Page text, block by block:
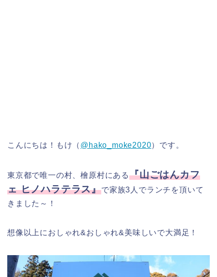
こんにちは！もけ（ @hako_moke2020）です。
東京都で唯一の村、檜原村にある『山ごはんカフ
ェ ヒノハラテラス』で家族3人でランチを頂いて
きました～！
想像以上におしゃれ&おしゃれ&美味しいで大満足！